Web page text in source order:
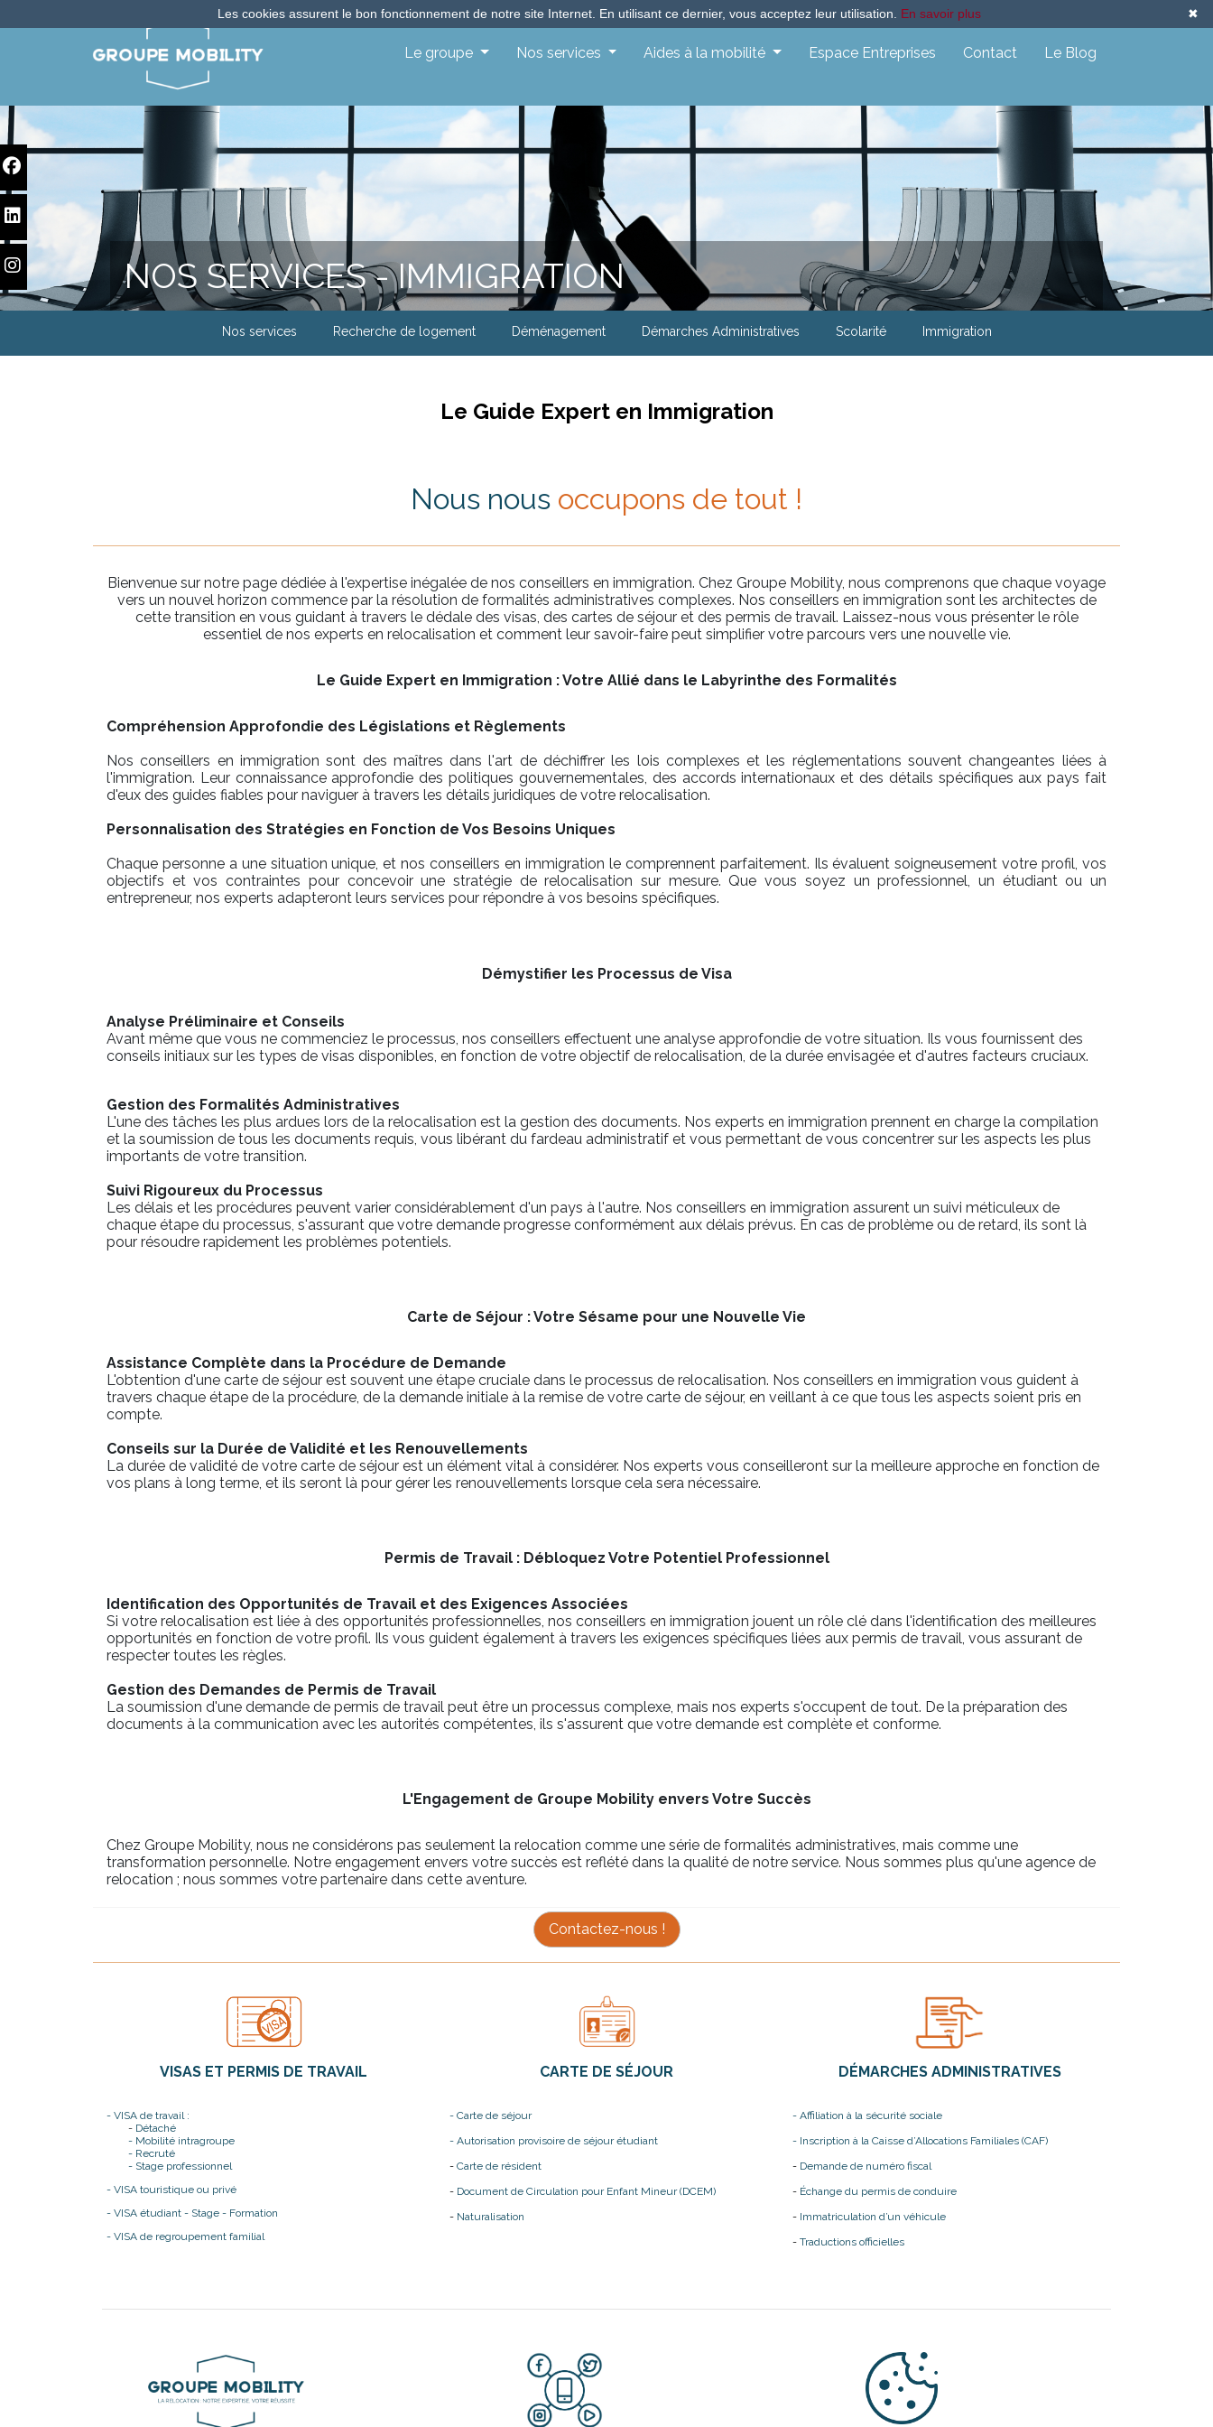
Le groupe Nos services Aides à la mobilité Espace Entreprises Contact Le Blog
NOS SERVICES - IMMIGRATION
Nos services Recherche de logement Déménagement Démarches Administratives Scolarité Immigration
Le Guide Expert en Immigration
Nous nous occupons de tout !
Bienvenue sur notre page dédiée à l'expertise inégalée de nos conseillers en immigration. Chez Groupe Mobility, nous comprenons que chaque voyage
vers un nouvel horizon commence par la résolution de formalités administratives complexes. Nos conseillers en immigration sont les architectes de
cette transition en vous guidant à travers le dédale des visas, des cartes de séjour et des permis de travail. Laissez-nous vous présenter le rôle
essentiel de nos experts en relocalisation et comment leur savoir-faire peut simplifier votre parcours vers une nouvelle vie.
Le Guide Expert en Immigration : Votre Allié dans le Labyrinthe des Formalités
Compréhension Approfondie des Législations et Règlements
Nos conseillers en immigration sont des maîtres dans l'art de déchiffrer les lois complexes et les réglementations souvent changeantes liées à
l'immigration. Leur connaissance approfondie des politiques gouvernementales, des accords internationaux et des détails spécifiques aux pays fait
d'eux des guides fiables pour naviguer à travers les détails juridiques de votre relocalisation.
Personnalisation des Stratégies en Fonction de Vos Besoins Uniques
Chaque personne a une situation unique, et nos conseillers en immigration le comprennent parfaitement. Ils évaluent soigneusement votre profil, vos
objectifs et vos contraintes pour concevoir une stratégie de relocalisation sur mesure. Que vous soyez un professionnel, un étudiant ou un
entrepreneur, nos experts adapteront leurs services pour répondre à vos besoins spécifiques.
Démystifier les Processus de Visa
Analyse Préliminaire et Conseils
Avant même que vous ne commenciez le processus, nos conseillers effectuent une analyse approfondie de votre situation. Ils vous fournissent des
conseils initiaux sur les types de visas disponibles, en fonction de votre objectif de relocalisation, de la durée envisagée et d'autres facteurs cruciaux.
Gestion des Formalités Administratives
L'une des tâches les plus ardues lors de la relocalisation est la gestion des documents. Nos experts en immigration prennent en charge la compilation
et la soumission de tous les documents requis, vous libérant du fardeau administratif et vous permettant de vous concentrer sur les aspects les plus
importants de votre transition.
Suivi Rigoureux du Processus
Les délais et les procédures peuvent varier considérablement d'un pays à l'autre. Nos conseillers en immigration assurent un suivi méticuleux de
chaque étape du processus, s'assurant que votre demande progresse conformément aux délais prévus. En cas de problème ou de retard, ils sont là
pour résoudre rapidement les problèmes potentiels.
Carte de Séjour : Votre Sésame pour une Nouvelle Vie
Assistance Complète dans la Procédure de Demande
L'obtention d'une carte de séjour est souvent une étape cruciale dans le processus de relocalisation. Nos conseillers en immigration vous guident à
travers chaque étape de la procédure, de la demande initiale à la remise de votre carte de séjour, en veillant à ce que tous les aspects soient pris en
compte.
Conseils sur la Durée de Validité et les Renouvellements
La durée de validité de votre carte de séjour est un élément vital à considérer. Nos experts vous conseilleront sur la meilleure approche en fonction de
vos plans à long terme, et ils seront là pour gérer les renouvellements lorsque cela sera nécessaire.
Permis de Travail : Débloquez Votre Potentiel Professionnel
Identification des Opportunités de Travail et des Exigences Associées
Si votre relocalisation est liée à des opportunités professionnelles, nos conseillers en immigration jouent un rôle clé dans l'identification des meilleures
opportunités en fonction de votre profil. Ils vous guident également à travers les exigences spécifiques liées aux permis de travail, vous assurant de
respecter toutes les règles.
Gestion des Demandes de Permis de Travail
La soumission d'une demande de permis de travail peut être un processus complexe, mais nos experts s'occupent de tout. De la préparation des
documents à la communication avec les autorités compétentes, ils s'assurent que votre demande est complète et conforme.
L'Engagement de Groupe Mobility envers Votre Succès
Chez Groupe Mobility, nous ne considérons pas seulement la relocation comme une série de formalités administratives, mais comme une
transformation personnelle. Notre engagement envers votre succès est reflété dans la qualité de notre service. Nous sommes plus qu'une agence de
relocation ; nous sommes votre partenaire dans cette aventure.
Contactez-nous !
VISAS ET PERMIS DE TRAVAIL
- VISA de travail :
- Détaché
- Mobilité intragroupe
- Recruté
- Stage professionnel
- VISA touristique ou privé
- VISA étudiant - Stage - Formation
- VISA de regroupement familial
CARTE DE SÉJOUR
- Carte de séjour
- Autorisation provisoire de séjour étudiant
- Carte de résident
- Document de Circulation pour Enfant Mineur (DCEM)
- Naturalisation
DÉMARCHES ADMINISTRATIVES
- Affiliation à la sécurité sociale
- Inscription à la Caisse d’Allocations Familiales (CAF)
- Demande de numéro fiscal
- Échange du permis de conduire
- Immatriculation d’un véhicule
- Traductions officielles
✖
Les cookies assurent le bon fonctionnement de notre site Internet. En utilisant ce dernier, vous acceptez leur utilisation. En savoir plus